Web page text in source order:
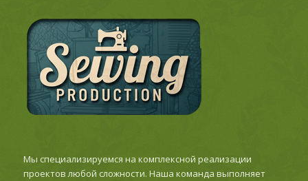
Мы специализируемся на комплексной реализации
проектов любой сложности. Наша команда выполняет